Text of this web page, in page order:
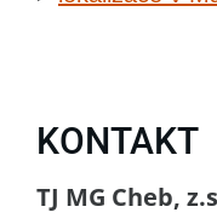
KONTAKT
TJ MG Cheb,